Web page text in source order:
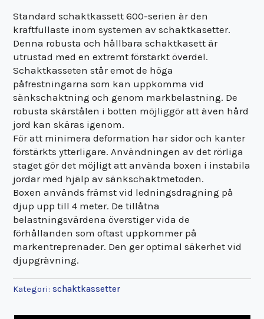
Standard schaktkassett 600-serien är den
kraftfullaste inom systemen av schaktkasetter.
Denna robusta och hållbara schaktkasett är
utrustad med en extremt förstärkt överdel.
Schaktkasseten står emot de höga
påfrestningarna som kan uppkomma vid
sänkschaktning och genom markbelastning. De
robusta skärstålen i botten möjliggör att även hård
jord kan skäras igenom.
För att minimera deformation har sidor och kanter
förstärkts ytterligare. Användningen av det rörliga
staget gör det möjligt att använda boxen i instabila
jordar med hjälp av sänkschaktmetoden.
Boxen används främst vid ledningsdragning på
djup upp till 4 meter. De tillåtna
belastningsvärdena överstiger vida de
förhållanden som oftast uppkommer på
markentreprenader. Den ger optimal säkerhet vid
djupgrävning.
Kategori:schaktkassetter